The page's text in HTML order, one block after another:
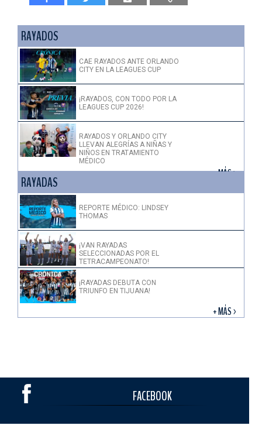
RAYADOS
CAE RAYADOS ANTE ORLANDO
CITY EN LA LEAGUES CUP
¡RAYADOS, CON TODO POR LA
LEAGUES CUP 2026!
RAYADOS Y ORLANDO CITY
LLEVAN ALEGRÍAS A NIÑAS Y
NIÑOS EN TRATAMIENTO
MÉDICO
+ MÁS >
RAYADAS
REPORTE MÉDICO: LINDSEY
THOMAS
¡VAN RAYADAS
SELECCIONADAS POR EL
TETRACAMPEONATO!
¡RAYADAS DEBUTA CON
TRIUNFO EN TIJUANA!
+ MÁS >
FACEBOOK